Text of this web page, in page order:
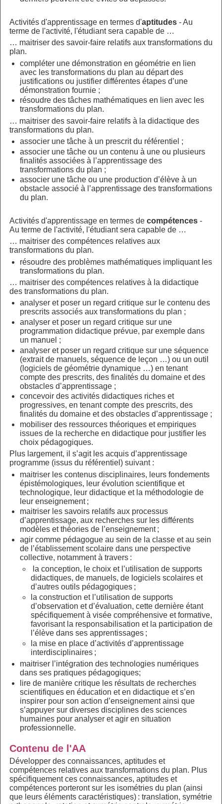
Activités d'apprentissage en termes d'aptitudes- Au
terme de l'activité, l'étudiant sera capable de …
… maitriser des savoir-faire relatifs aux transformations du
plan.
compléter une démonstration en géométrie en lien
avec les transformations du plan au départ des
justifications ou justifier différentes étapes d’une
démonstration fournie ;
résoudre des tâches mathématiques en lien avec les
transformations du plan.
… maitriser des savoir-faire relatifs à la didactique des
transformations du plan.
associer une tâche à un prescrit du référentiel ;
associer une tâche ou un contenu à une ou plusieurs
finalités associées à l’apprentissage des
transformations du plan ;
associer une tâche ou une production d’élève à un
obstacle associé à l’apprentissage des transformations
du plan.
Activités d'apprentissage en termes de compétences-
Au terme de l'activité, l'étudiant sera capable de …
… maitriser des compétences relatives aux
transformations du plan.
résoudre des problèmes mathématiques impliquant les
transformations du plan.
… maitriser des compétences relatives à la didactique
des transformations du plan.
analyser et poser un regard critique sur le contenu des
prescrits associés aux transformations du plan ;
analyser et poser un regard critique sur une
programmation didactique prévue, par exemple dans
un manuel ;
analyser et poser un regard critique sur une séquence
(extrait de manuels, séquence de leçon …) ou un outil
(logiciels de géométrie dynamique …) en tenant
compte des prescrits, des finalités du domaine et des
obstacles d’apprentissage ;
concevoir des activités didactiques riches et
progressives, en tenant compte des prescrits, des
finalités du domaine et des obstacles d’apprentissage ;
mobiliser des ressources théoriques et empiriques
issues de la recherche en didactique pour justifier les
choix pédagogiques.
Plus largement, il s’agit les acquis d’apprentissage
programme (issus du référentiel) suivant :
maitriser les contenus disciplinaires, leurs fondements
épistémologiques, leur évolution scientifique et
technologique, leur didactique et la méthodologie de
leur enseignement ;
maitriser les savoirs relatifs aux processus
d’apprentissage, aux recherches sur les différents
modèles et théories de l’enseignement ;
agir comme pédagogue au sein de la classe et au sein
de l’établissement scolaire dans une perspective
collective, notamment à travers :
la conception, le choix et l’utilisation de supports
didactiques, de manuels, de logiciels scolaires et
d’autres outils pédagogiques ;
la construction et l’utilisation de supports
d’observation et d’évaluation, cette dernière étant
spécifiquement à visée compréhensive et formative,
favorisant la responsabilisation et la participation de
l’élève dans ses apprentissages ;
la mise en place d’activités d’apprentissage
interdisciplinaires ;
maitriser l’intégration des technologies numériques
dans ses pratiques pédagogiques;
lire de manière critique les résultats de recherches
scientifiques en éducation et en didactique et s’en
inspirer pour son action d’enseignement ainsi que
s’appuyer sur diverses disciplines des sciences
humaines pour analyser et agir en situation
professionnelle.
Contenu de l'AA
Développer des connaissances, aptitudes et
compétences relatives aux transformations du plan. Plus
spécifiquement ces connaissances, aptitudes et
compétences porteront sur les isométries du plan (ainsi
que leurs éléments caractéristiques) : translation, symétrie